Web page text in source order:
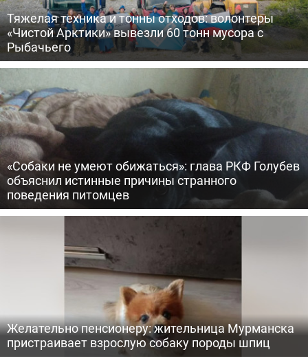
Тяжелая техника и тонны отходов: волонтеры
«Чистой Арктики» вывезли 60 тонн мусора с
Рыбачьего
«Собаки не умеют обижаться»: глава РКФ Голубев
объяснил истинные причины странного
поведения питомцев
Желательно пенсионеру: жительница Мурманска
пристраивает взрослую собаку породы шпиц